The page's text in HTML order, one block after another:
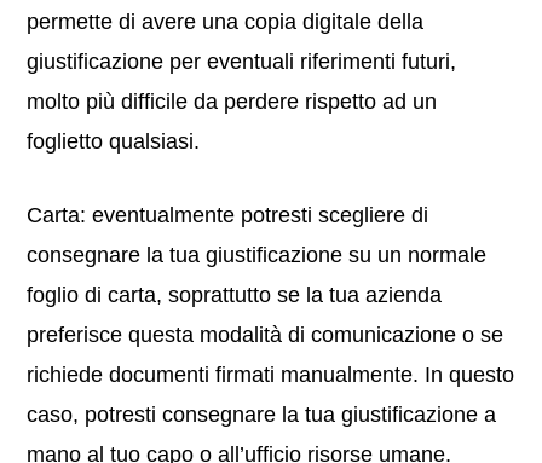
permette di avere una copia digitale della
giustificazione per eventuali riferimenti futuri,
molto più difficile da perdere rispetto ad un
foglietto qualsiasi.
Carta: eventualmente potresti scegliere di
consegnare la tua giustificazione su un normale
foglio di carta, soprattutto se la tua azienda
preferisce questa modalità di comunicazione o se
richiede documenti firmati manualmente. In questo
caso, potresti consegnare la tua giustificazione a
mano al tuo capo o all’ufficio risorse umane.